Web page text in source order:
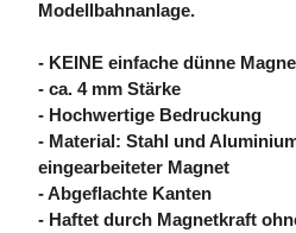
Modellbahnanlage.
- KEINE einfache dünne
- ca. 4 mm Stärke
- Hochwertige Bedruckung
- Material: Stahl und
eingearbeiteter Magnet
- Abgeflachte Kanten
- Haftet durch Magnetkraft